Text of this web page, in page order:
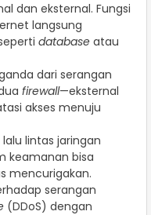
dan eksternal. Fungsi
langsung
database atau
dari serangan
firewall—eksternal
akses menuju
lintas jaringan
keamanan bisa
mencurigakan.
serangan
(DDoS) dengan